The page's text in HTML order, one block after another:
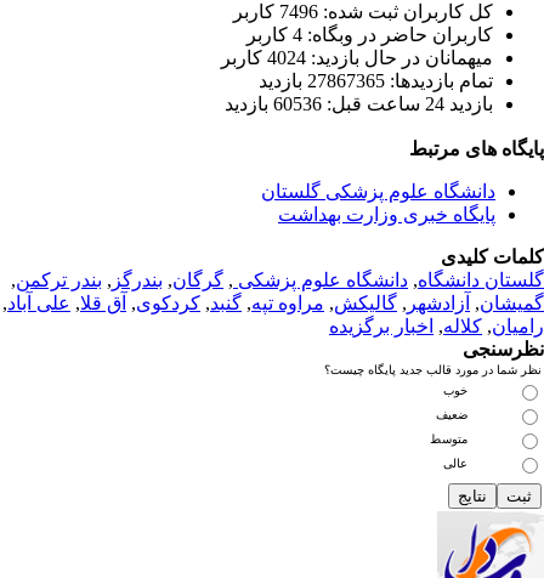
كل کاربران ثبت شده: 7496 کاربر
کاربران حاضر در وبگاه: 4 کاربر
ميهمانان در حال بازديد: 4024 کاربر
تمام بازديد‌ها: 27867365 بازدید
بازديد 24 ساعت قبل: 60536 بازدید
های مرتبط
دانشگاه علوم پزشکی گلستان
پایگاه خبری وزارت بهداشت
کلیدی
دانشگاه,دانشگاه علوم پزشکی , گرگان,بندرگز, بندر ترکمن,
,آزادشهر, گالیکش, مراوه تپه,گنبد,کردکوی,آق قلا,علی آباد,
,کلاله,اخبار برگزیده
شما در مورد قالب جدید پایگاه چیست؟
خوب
ضعیف
متوسط
عالی